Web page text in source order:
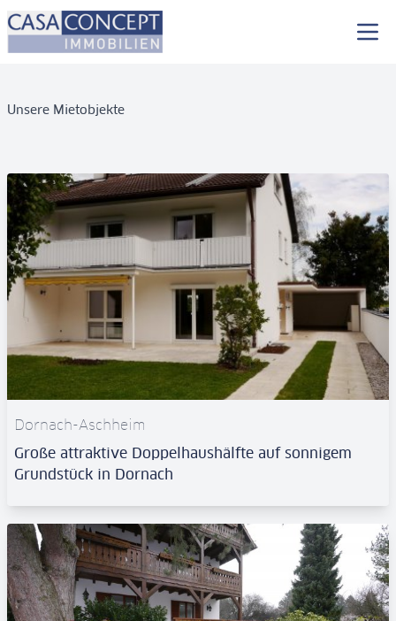
Unsere Mietobjekte
Dornach-Aschheim
Große attraktive Doppelhaushälfte auf sonnigem
Grundstück in Dornach